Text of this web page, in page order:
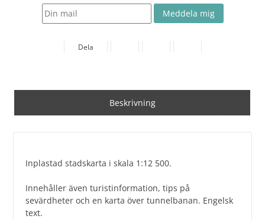
Dela
Beskrivning
Inplastad stadskarta i skala 1:12 500.
Innehåller även turistinformation, tips på
sevärdheter och en karta över tunnelbanan. Engelsk
text.